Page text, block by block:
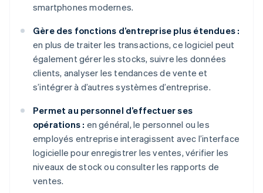
smartphones modernes.
Gère des fonctions d’entreprise plus étendues :
en plus de traiter les transactions, ce logiciel peut
également gérer les stocks, suivre les données
clients, analyser les tendances de vente et
s’intégrer à d’autres systèmes d’entreprise.
Permet au personnel d’effectuer ses
opérations : en général, le personnel ou les
employés entreprise interagissent avec l’interface
logicielle pour enregistrer les ventes, vérifier les
niveaux de stock ou consulter les rapports de
ventes.